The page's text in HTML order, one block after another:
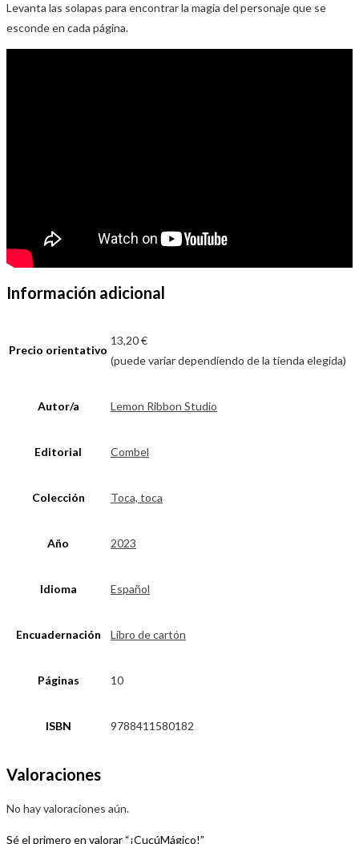
Levanta las solapas para encontrar la magia del personaje que se
esconde en cada página.
Información adicional
Precio orientativo
13,20 €
(puede variar dependiendo de la tienda elegida)
Autor/a Lemon Ribbon Studio
Editorial Combel
Colección Toca, toca
Año 2023
Idioma Español
Encuadernación Libro de cartón
Páginas 10
ISBN 9788411580182
Valoraciones
No hay valoraciones aún.
Sé el primero en valorar “¡CucúMágico!”